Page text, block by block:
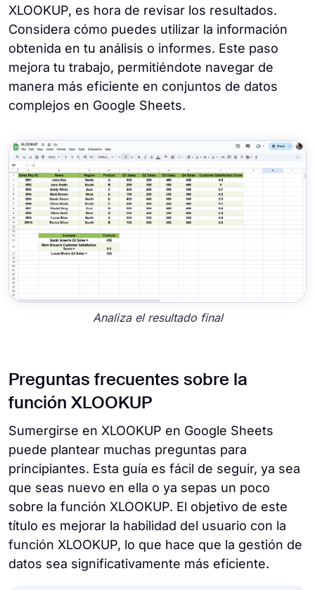
XLOOKUP, es hora de revisar los resultados.
Considera cómo puedes utilizar la información
obtenida en tu análisis o informes. Este paso
mejora tu trabajo, permitiéndote navegar de
manera más eficiente en conjuntos de datos
complejos en Google Sheets.
Analiza el resultado final
Preguntas frecuentes sobre la
función XLOOKUP
Sumergirse en XLOOKUP en Google Sheets
puede plantear muchas preguntas para
principiantes. Esta guía es fácil de seguir, ya sea
que seas nuevo en ella o ya sepas un poco
sobre la función XLOOKUP. El objetivo de este
título es mejorar la habilidad del usuario con la
función XLOOKUP, lo que hace que la gestión de
datos sea significativamente más eficiente.